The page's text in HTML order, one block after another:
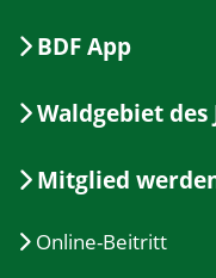
BDF App
Waldgebiet des
Mitglied
Online-Beitritt